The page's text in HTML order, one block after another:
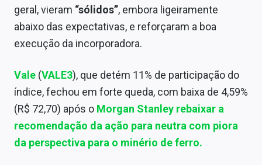
geral, vieram “sólidos”, embora ligeiramente
abaixo das expectativas, e reforçaram a boa
execução da incorporadora.
Vale (VALE3), que detém 11% de participação do
índice, fechou em forte queda, com baixa de 4,59%
(R$ 72,70) após o Morgan Stanley rebaixar a
recomendação da ação para neutra com piora
da perspectiva para o minério de ferro.